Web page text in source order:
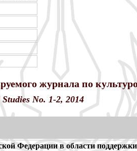
журнала по
No. 1-2, 2014
Федерации в области